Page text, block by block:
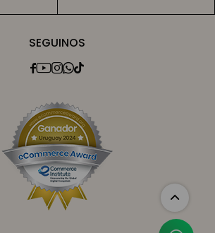
SEGUINOS
